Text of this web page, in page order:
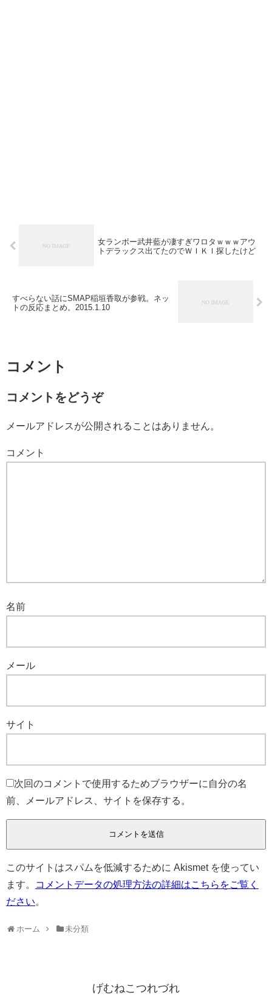
女ランボー武井藍が凄すぎワロタｗｗｗアウ
トデラックス出てたのでＷＩＫＩ探したけど
すべらない話にSMAP稲垣香取が参戦。ネッ
トの反応まとめ。2015.1.10
コメント
コメントをどうぞ
メールアドレスが公開されることはありません。
コメント
名前
メール
サイト
次回のコメントで使用するためブラウザーに自分の名
前、メールアドレス、サイトを保存する。
このサイトはスパムを低減するために Akismet を使ってい
ます。
コメントデータの処理方法の詳細はこちらをご覧く
ださい。
ホーム 未分類
げむねこつれづれ